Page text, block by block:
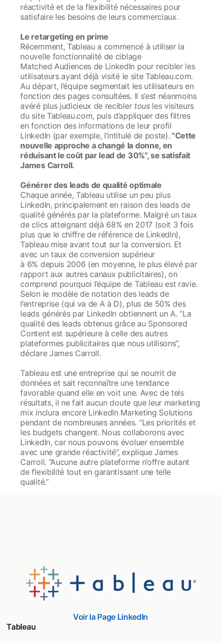
réactivité et de la flexibilité nécessaires pour
satisfaire les besoins de leurs commerciaux.
Le retargeting en prime
Récemment, Tableau a commencé à utiliser la
nouvelle fonctionnalité de ciblage
Matched Audiences de LinkedIn pour recibler les
utilisateurs ayant déjà visité le site Tableau.com.
Au départ, l’équipe segmentait les utilisateurs en
fonction des pages consultées. Il s’est néanmoins
avéré plus judicieux de recibler tousles visiteurs
du site Tableau.com, puis d’appliquer des filtres
en fonction des informations de leur profil
LinkedIn (par exemple, l’intitulé de poste). “Cette
nouvelle approche a changé la donne, en
réduisant le coût par lead de 30%”, se satisfait
James Carroll.
Générer des leads de qualité optimale
Chaque année, Tableau utilise un peu plus
LinkedIn, principalement en raison des leads de
qualité générés par la plateforme. Malgré un taux
de clics atteignant déjà 68% en 2017 (soit 3 fois
plus que le chiffre de référence de LinkedIn),
Tableau mise avant tout sur la conversion. Et
avec un taux de conversion supérieur
à 6% depuis 2006 (en moyenne, le plus élevé par
rapport aux autres canaux publicitaires), on
comprend pourquoi l’équipe de Tableau est ravie.
Selon le modèle de notation des leads de
l’entreprise (qui va de A à D), plus de 50% des
leads générés par LinkedIn obtiennent un A. “La
qualité des leads obtenus grâce au Sponsored
Content est supérieure à celle des autres
plateformes publicitaires que nous utilisons”,
déclare James Carroll.
Tableau est une entreprise qui se nourrit de
données et sait reconnaître une tendance
favorable quand elle en voit une. Avec de tels
résultats, il ne fait aucun doute que leur marketing
mix inclura encore LinkedIn Marketing Solutions
pendant de nombreuses années. “Les priorités et
les budgets changent. Nous collaborons avec
LinkedIn, car nous pouvons évoluer ensemble
avec une grande réactivité”, explique James
Carroll. “Aucune autre plateforme n’offre autant
de flexibilité tout en garantissant une telle
qualité.”
Voir la Page LinkedIn
Tableau